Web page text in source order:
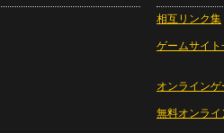
相互リンク集
ゲームサイト
オンラインゲ
無料オンライ